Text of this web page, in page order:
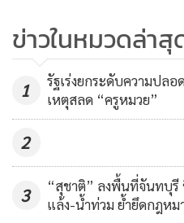
ประเด็นที่หนึ่ง มูลนิธิสืบฯ ไม่เห็น
สร้างอุโมงค์ผันน้ำตัดผ่านพื้นที่
โดยให้บริษัทที่ปรึกษาและเจ้า
เลือกอื่นที่อ้อมลงด้านล่างของเ
เพื่อไม่ให้เกิดผลกระทบต่อสัตว์
ที่สุด
ประเด็นที่สอง การสร้างอุโมงค์
อย่างช้างป่า ที่ใช้พื้นที่บริเวณ
578
หารื
ปัญ
ข่าวในหมวดล่าสุ
1
รัฐเร่งยกระดับความปลอ
เหตุสลด “ครูหมวย”
2
3
“สุชาติ” ลงพื้นที่จันทบุรี
แล้ง-น้ำท่วม ย้ำยึดกฎหม